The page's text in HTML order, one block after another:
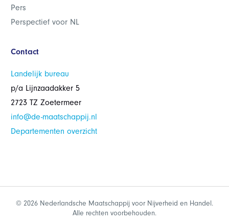
Pers
Perspectief voor NL
Contact
Landelijk bureau
p/a Lijnzaadakker 5
2723 TZ Zoetermeer
info@de-maatschappij.nl
Departementen overzicht
© 2026 Nederlandsche Maatschappij voor Nijverheid en Handel.
Alle rechten voorbehouden.